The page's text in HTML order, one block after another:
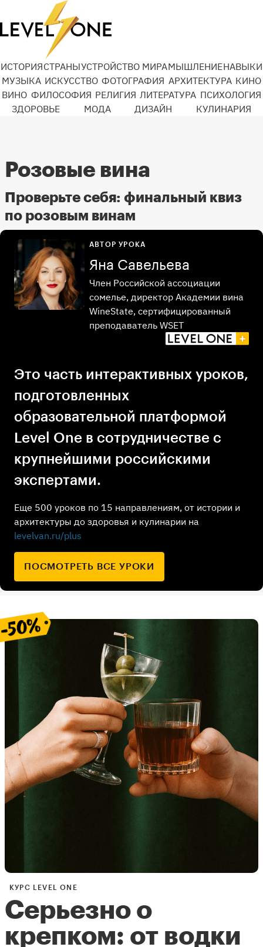
ИСТОРИЯСТРАНЫУСТРОЙСТВО МИРАМЫШЛЕНИЕНАВЫКИ
МУЗЫКА ИСКУССТВО ФОТОГРАФИЯ АРХИТЕКТУРА КИНО
ВИНО ФИЛОСОФИЯ РЕЛИГИЯ ЛИТЕРАТУРА ПСИХОЛОГИЯ
ЗДОРОВЬЕ
МОДА ДИЗАЙН КУЛИНАРИЯ
Розовые вина
Проверьте себя: финальный квиз
по розовым винам
Это часть интерактивных уроков,
подготовленных
образовательной платформой
Level One в сотрудничестве с
крупнейшими российскими
экспертами.
Еще 500 уроков по 15 направлениям, от истории и
архитектуры до здоровья и кулинарии на
levelvan.ru/plus
ПОСМОТРЕТЬ ВСЕ УРОКИ
АВТОР УРОКА
Яна Савельева
Член Российской ассоциации
сомелье, директор Академии вина
WineState, сертифицированный
преподаватель WSET
КУРС LEVEL ONE
Серьезно о
крепком: от водки